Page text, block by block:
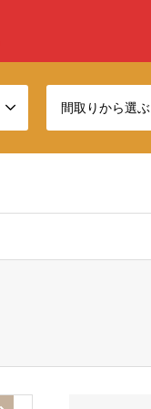
間取りから選ぶ